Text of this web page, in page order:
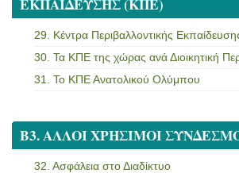
ΕΚΠΑΙΔΕΥΣΗΣ (ΚΠΕ)
29. Κέντρα Περιβαλλοντικής
30. Τα ΚΠΕ της χώρας ανά Διοικητική
31. Το ΚΠΕ Ανατολικού Ολύμπου
Β3. ΑΛΛΟΙ ΧΡΗΣΙΜΟΙ
32. Ασφάλεια στο Διαδίκτυο